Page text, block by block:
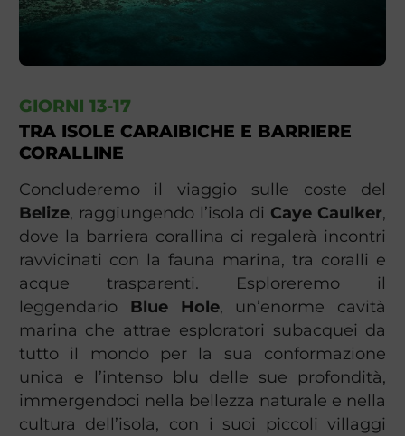
GIORNI 13-17
TRA ISOLE CARAIBICHE E BARRIERE
CORALLINE
Concluderemo il viaggio sulle coste del
Belize, raggiungendo l’isola di Caye Caulker,
dove la barriera corallina ci regalerà incontri
ravvicinati con la fauna marina, tra coralli e
acque trasparenti. Esploreremo il
leggendario Blue Hole, un’enorme cavità
marina che attrae esploratori subacquei da
tutto il mondo per la sua conformazione
unica e l’intenso blu delle sue profondità,
immergendoci nella bellezza naturale e nella
cultura dell’isola, con i suoi piccoli villaggi